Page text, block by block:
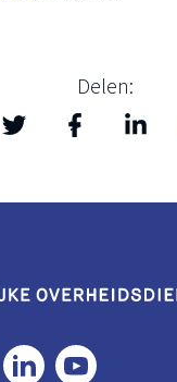
Delen:
Twitter
>Facebook
FacebookLinkedInYouTube